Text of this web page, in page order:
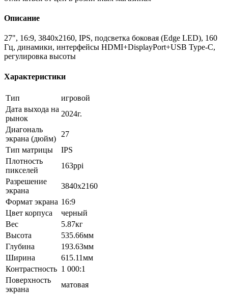
Описание
27", 16:9, 3840x2160, IPS, подсветка боковая (Edge LED), 160
Гц, динамики, интерфейсы HDMI+DisplayPort+USB Type-C,
регулировка высоты
Характеристики
Тип
игровой
Дата выхода на
рынок
2024г.
Диагональ
экрана (дюйм)
27
Тип матрицы
IPS
Плотность
пикселей
163ppi
Разрешение
экрана
3840x2160
Формат экрана 16:9
Цвет корпуса
черный
Вес
5.87кг
Высота
535.66мм
Глубина
193.63мм
Ширина
615.11мм
Контрастность 1 000:1
Поверхность
экрана
матовая